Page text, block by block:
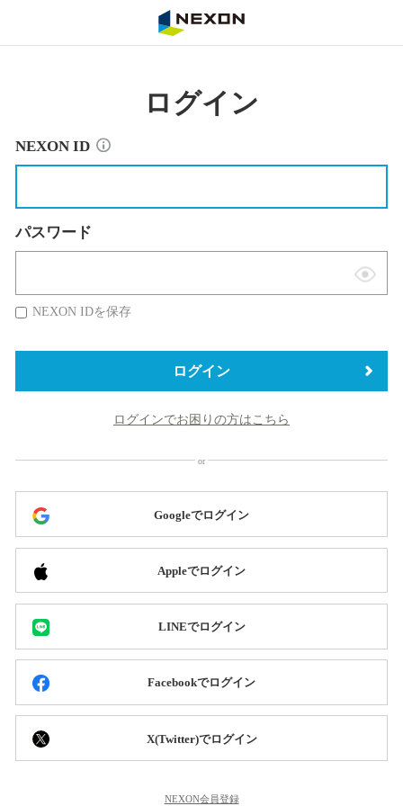
ログイン
NEXON ID
パスワード
表
替
NEXON IDを保存
ログイン
ログインでお困りの方はこちら
Googleでログイン
Appleでログイン
LINEでログイン
Facebookでログイン
X(Twitter)でログイン
NEXON会員登録